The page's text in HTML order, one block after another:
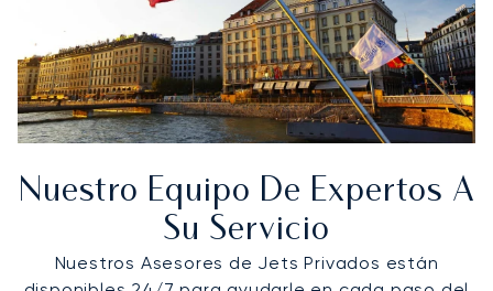
Nuestro Equipo De Expertos A
Su Servicio
Nuestros Asesores de Jets Privados están